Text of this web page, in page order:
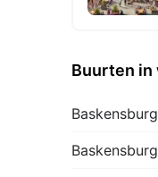
Buurten in